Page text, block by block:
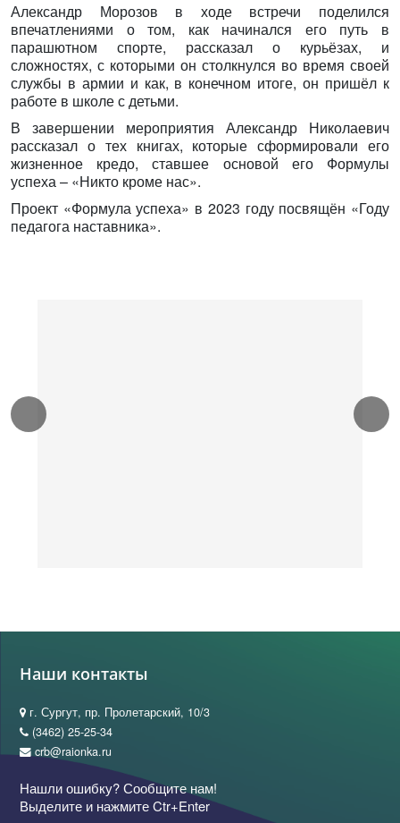
Александр Морозов в ходе встречи поделился
впечатлениями о том, как начинался его путь в
парашютном спорте, рассказал о курьёзах, и
сложностях, с которыми он столкнулся во время своей
службы в армии и как, в конечном итоге, он пришёл к
работе в школе с детьми.
В завершении мероприятия Александр Николаевич
рассказал о тех книгах, которые сформировали его
жизненное кредо, ставшее основой его Формулы
успеха – «Никто кроме нас».
Проект «Формула успеха» в 2023 году посвящён «Году
педагога наставника».
Наши контакты
г. Сургут, пр. Пролетарский, 10/3
(3462) 25-25-34
crb@raionka.ru
Нашли ошибку? Сообщите нам!
Выделите и нажмите Ctr+Enter